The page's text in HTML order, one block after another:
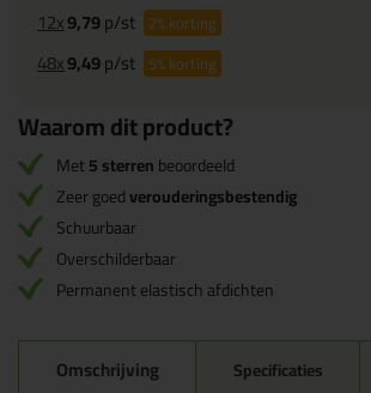
12x9,79p/st 2%korting
48x9,49p/st 5%korting
Waarom dit product?
Met5 sterrenbeoordeeld
Zeer goedverouderingsbestendig
Schuurbaar
Overschilderbaar
Permanent elastisch afdichten
Omschrijving Specificaties